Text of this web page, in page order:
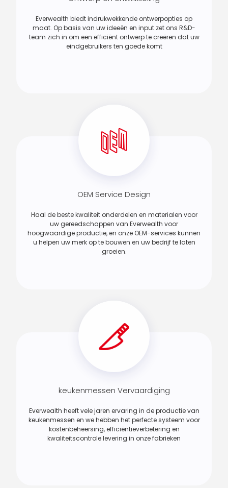
Everwealth biedt indrukwekkende ontwerpopties op
maat. Op basis van uw ideeën en input zet ons R&D-
team zich in om een efficiënt ontwerp te creëren dat uw
eindgebruikers ten goede komt
OEM Service Design
Haal de beste kwaliteit onderdelen en materialen voor
uw gereedschappen van Everwealth voor
hoogwaardige productie, en onze OEM-services kunnen
u helpen uw merk op te bouwen en uw bedrijf te laten
groeien.
keukenmessen Vervaardiging
Everwealth heeft vele jaren ervaring in de productie van
keukenmessen en we hebben het perfecte systeem voor
kostenbeheersing, efficiëntieverbetering en
kwaliteitscontrole levering in onze fabrieken